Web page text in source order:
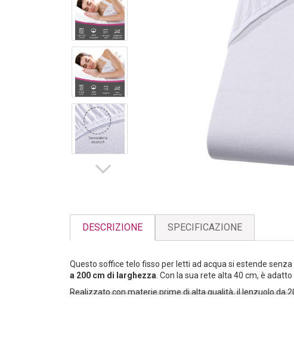
DESCRIZIONE SPECIFICAZIONE
Questo soffice telo fisso per letti ad acqua si estende
a 200 cm di larghezza . Con la sua rete alta 40 cm, è
Realizzato con materie prime di alta qualità, il lenzuolo da